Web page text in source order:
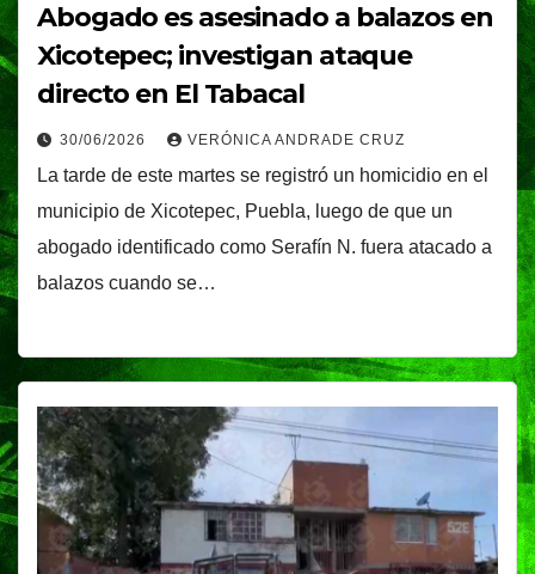
Abogado es asesinado a balazos en
Xicotepec; investigan ataque
directo en El Tabacal
30/06/2026 VERÓNICA ANDRADE CRUZ
La tarde de este martes se registró un homicidio en el
municipio de Xicotepec, Puebla, luego de que un
abogado identificado como Serafín N. fuera atacado a
balazos cuando se…